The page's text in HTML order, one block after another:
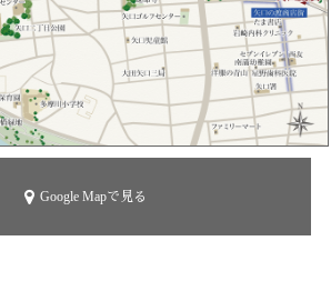
Google Mapで見る